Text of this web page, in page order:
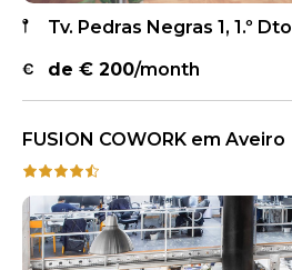
Tv. Pedras Negras 1, 1.º Dto
de € 200/month
FUSION COWORK em Aveiro